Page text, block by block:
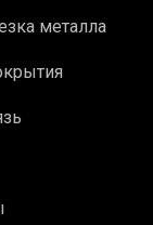
металла